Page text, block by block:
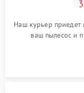
Наш курьер приедет
ваш пылесос и